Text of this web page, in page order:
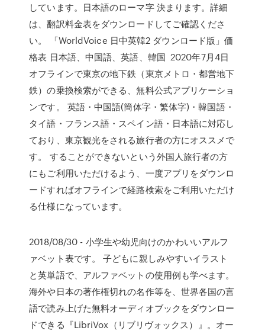
しています。日本語のローマ字 決まります。詳細
は、翻訳料金表をダウンロードしてご確認くださ
い。 「WorldVoice 日中英韓2 ダウンロード版」価
格表 日本語、中国語、英語、韓国 2020年7月4日
オフラインで東京の地下鉄（東京メトロ・都営地下
鉄）の乗換検索ができる、無料公式アプリケーショ
ンです。 英語・中国語(簡体字・繁体字)・韓国語・
タイ語・フランス語・スペイン語・日本語に対応し
ており、東京観光をされる旅行者の方にオススメで
す。 することができないという外国人旅行者の方
にもご利用いただけるよう、一度アプリをダウンロ
ードすればオフラインで経路検索をご利用いただけ
る仕様になっています。
2018/08/30 - 小学生や幼児向けのかわいいアルフ
ァベット表です。 子どもに親しみやすいイラスト
と英単語で、アルファベットの使用例も学べます。
海外や日本の著作権切れの名作等を、世界各国の言
語で読み上げた無料オーディオブックをダウンロー
ドできる『LibriVox（リブリヴォックス）』。オー